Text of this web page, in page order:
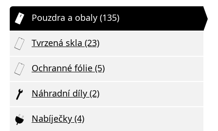
Pouzdra a obaly (135)
Tvrzená skla (23)
Ochranné fólie (5)
Náhradní díly (2)
Nabíječky (4)